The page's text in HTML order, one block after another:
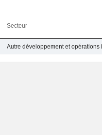
Secteur